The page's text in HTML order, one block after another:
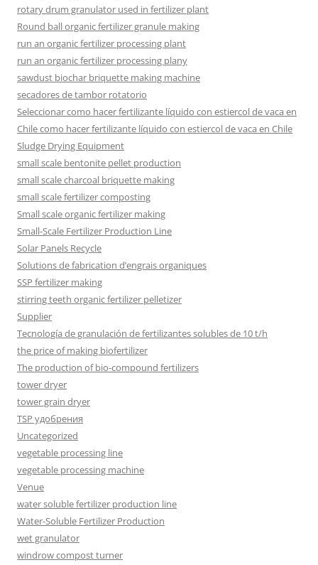
rotary drum granulator used in fertilizer plant
Round ball organic fertilizer granule making
run an organic fertilizer processing plant
run an organic fertilizer processing plany
sawdust biochar briquette making machine
secadores de tambor rotatorio
Seleccionar como hacer fertilizante líquido con estiercol de vaca en
Chile como hacer fertilizante líquido con estiercol de vaca en Chile
Sludge Drying Equipment
small scale bentonite pellet production
small scale charcoal briquette making
small scale fertilizer composting
Small scale organic fertilizer making
Small-Scale Fertilizer Production Line
Solar Panels Recycle
Solutions de fabrication d’engrais organiques
SSP fertilizer making
stirring teeth organic fertilizer pelletizer
Supplier
Tecnología de granulación de fertilizantes solubles de 10 t/h
the price of making biofertilizer
The production of bio-compound fertilizers
tower dryer
tower grain dryer
TSP удобрения
Uncategorized
vegetable processing line
vegetable processing machine
Venue
water soluble fertilizer production line
Water-Soluble Fertilizer Production
wet granulator
windrow compost turner